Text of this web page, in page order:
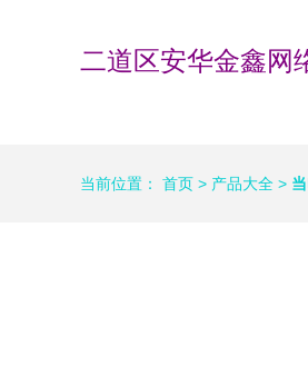
二道区安华金鑫网
当前位置： 首页 > 产品大全 >